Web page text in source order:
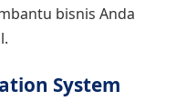
bisnis Anda
System